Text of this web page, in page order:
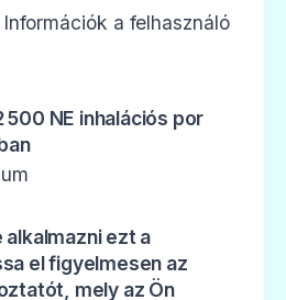
a felhasználó
500 NE inhalációs por
ezt a
el figyelmesen az
mely az Ön